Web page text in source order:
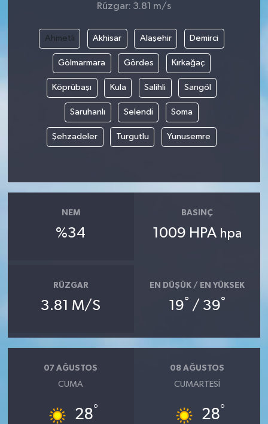
Rüzgar: 3.81 m/s
Ahmetli Akhisar Alaşehir Demirci
Gölmarmara Gördes Kırkağaç
Köprübaşı Kula Salihli Sarıgöl
Saruhanlı Selendi Soma
Şehzadeler Turgutlu Yunusemre
NEM
%34
BASINÇ
1009 HPA hpa
RÜZGAR
3.81 M/S
EN DÜŞÜK / EN YÜKSEK
19° / 39°
07 AĞUSTOS
CUMA
28°
08 AĞUSTOS
CUMARTESI
28°